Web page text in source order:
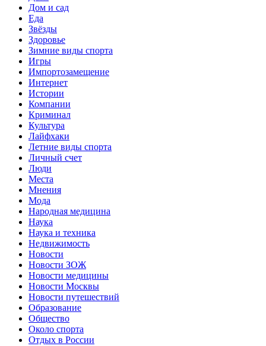
Дом и сад
Еда
Звёзды
Здоровье
Зимние виды спорта
Игры
Импортозамещение
Интернет
Истории
Компании
Криминал
Культура
Лайфхаки
Летние виды спорта
Личный счет
Люди
Места
Мнения
Мода
Народная медицина
Наука
Наука и техника
Недвижимость
Новости
Новости ЗОЖ
Новости медицины
Новости Москвы
Новости путешествий
Образование
Общество
Около спорта
Отдых в России